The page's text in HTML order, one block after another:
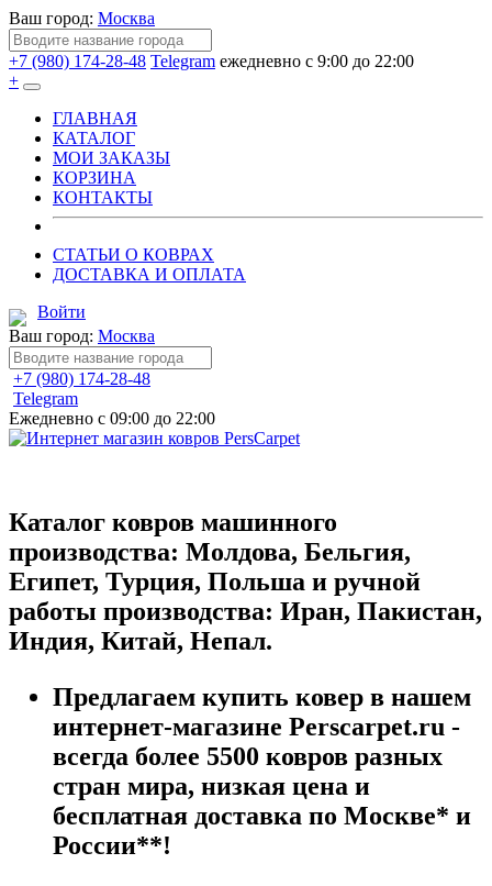
Ваш город: Москва
+7 (980) 174-28-48 Telegram ежедневно с 9:00 до 22:00
+
ГЛАВНАЯ
КАТАЛОГ
МОИ ЗАКАЗЫ
КОРЗИНА
КОНТАКТЫ
СТАТЬИ О КОВРАХ
ДОСТАВКА И ОПЛАТА
Войти
Ваш город: Москва
+7 (980) 174-28-48
Telegram
Ежедневно с 09:00 до 22:00
Каталог ковров машинного
производства: Молдова, Бельгия,
Египет, Турция, Польша и ручной
работы производства: Иран, Пакистан,
Индия, Китай, Непал.
Предлагаем купить ковер в нашем
интернет-магазине Perscarpet.ru -
всегда более 5500 ковров разных
стран мира, низкая цена и
бесплатная доставка по Москве* и
России**!